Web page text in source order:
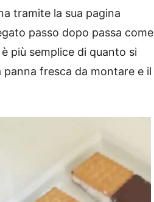
tramite la sua pagina
passo dopo passa come
più semplice di quanto si
fresca da montare e il